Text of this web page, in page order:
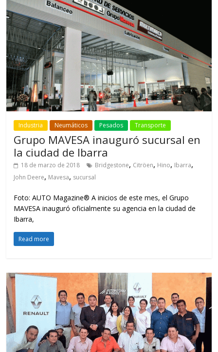
Industria Neumáticos Pesados Transporte
Grupo MAVESA inauguró sucursal en
la ciudad de Ibarra
18 de marzo de 2018 Bridgestone, Citröen, Hino, Ibarra,
John Deere, Mavesa, sucursal
Foto: AUTO Magazine® A inicios de este mes, el Grupo
MAVESA inauguró oficialmente su agencia en la ciudad de
Ibarra,
Read more